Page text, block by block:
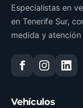
Especialistas en
en Tenerife Sur,
medida y atención
Vehículos